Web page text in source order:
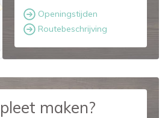
Openingstijden
Routebeschrijving
maken?